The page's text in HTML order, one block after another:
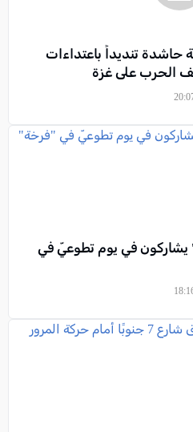
تنديداً باعتداءات
الحرب على غزة
يشاركون في يوم تطوعيّ في